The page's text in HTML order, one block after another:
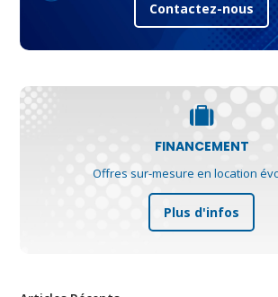
Contactez-nous
FINANCEMENT
Offres sur-mesure en location
Plus d'infos